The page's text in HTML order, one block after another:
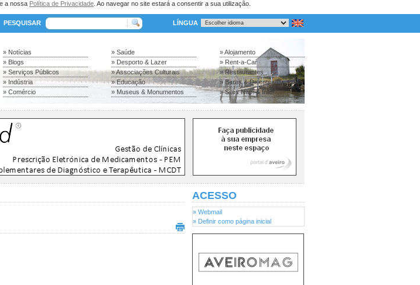
a nossa Política de Privacidade . Ao navegar no site estará a consentir a sua utilização.
PESQUISAR LÍNGUA
» Notícias
» Blogs
» Serviços Públicos
» Indústria
» Comércio
» Saúde
» Desporto & Lazer
» Associações Culturais
» Educação
» Museus & Monumentos
» Alojamento
» Rent-a-Car
» Restaurantes
» Bares & Discotecas
» Sites Nac. & Inter.
ACESSO
» Webmail
» Definir como página inicial